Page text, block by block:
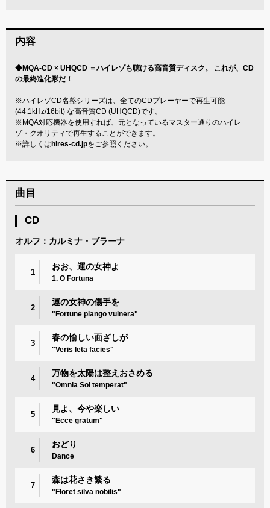
内容
◆MQA-CD × UHQCD ＝ハイレゾも聴ける高音質ディスク。 これが、CD
の最終進化形だ！
※ハイレゾCD名盤シリーズは、全てのCDプレーヤーで再生可能
(44.1kHz/16bit) な高音質CD (UHQCD)です。
※MQA対応機器を使用すれば、元となっているマスター通りのハイレ
ゾ・クオリティで再生することができます。
※詳しくは hires-cd.jpをご参照ください。
曲目
CD
オルフ：カルミナ・ブラーナ
1
おお、運の女神よ
1. O Fortuna
2
運の女神の傷手を
"Fortune plango vulnera"
3
春の愉しい面ざしが
"Veris leta facies"
4
万物を太陽は整えおさめる
"Omnia Sol temperat"
5
見よ、今や楽しい
"Ecce gratum"
6
おどり
Dance
7
森は花さき繁る
"Floret silva nobilis"